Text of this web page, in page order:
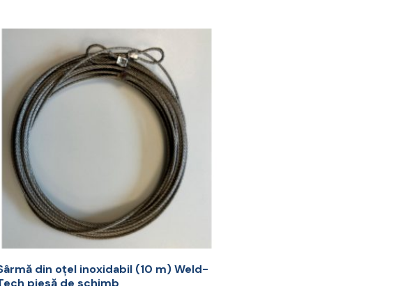
din oțel inoxidabil (10 m) Weld-
piesă de schimb